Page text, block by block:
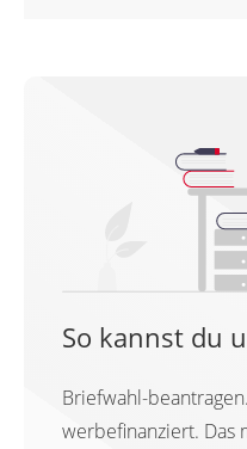
So kannst du
Briefwahl-
werbefinanziert. Das